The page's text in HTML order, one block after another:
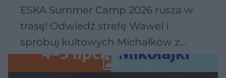
ESKA Summer Camp 2026 rusza w
trasę! Odwiedź strefę Wawel i
spróbuj kultowych Michałków z
Wawelu